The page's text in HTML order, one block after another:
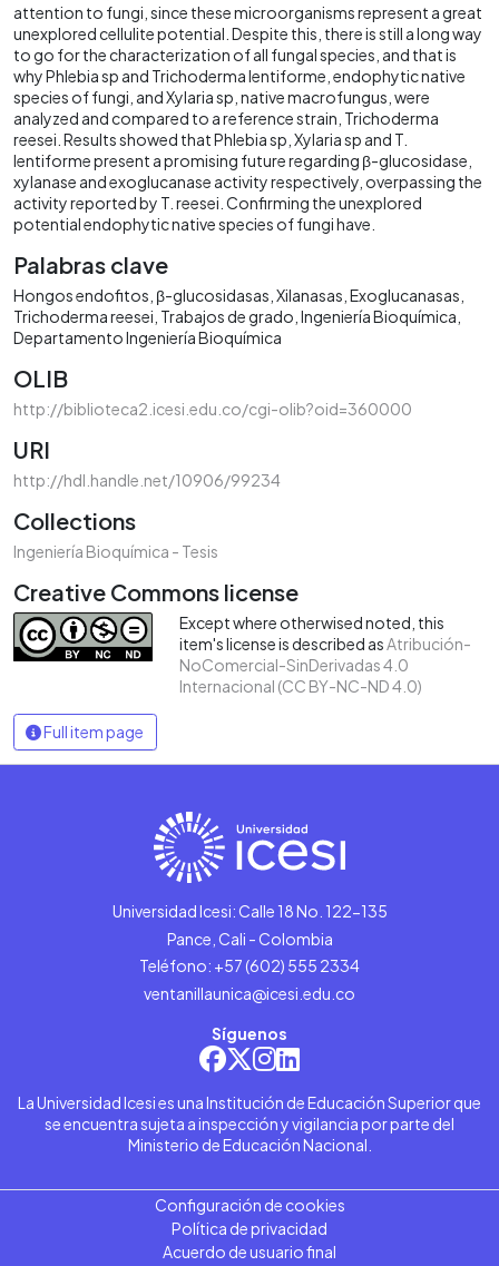
attention to fungi, since these microorganisms represent a great
unexplored cellulite potential. Despite this, there is still a long way
to go for the characterization of all fungal species, and that is
why Phlebia sp and Trichoderma lentiforme, endophytic native
species of fungi, and Xylaria sp, native macrofungus, were
analyzed and compared to a reference strain, Trichoderma
reesei. Results showed that Phlebia sp, Xylaria sp and T.
lentiforme present a promising future regarding β-glucosidase,
xylanase and exoglucanase activity respectively, overpassing the
activity reported by T. reesei. Confirming the unexplored
potential endophytic native species of fungi have.
Palabras clave
Hongos endofitos β-glucosidasas Xilanasas Exoglucanasas
Trichoderma reesei Trabajos de grado Ingeniería Bioquímica
Departamento Ingeniería Bioquímica
OLIB
http://biblioteca2.icesi.edu.co/cgi-olib?oid=360000
URI
http://hdl.handle.net/10906/99234
Collections
Ingeniería Bioquímica - Tesis
Creative Commons license
Except where otherwised noted, this
item's license is described asAtribución-
NoComercial-SinDerivadas 4.0
Internacional (CC BY-NC-ND 4.0)
Full item page
Universidad Icesi: Calle 18 No. 122-135
Pance, Cali - Colombia
Teléfono: +57 (602) 555 2334
ventanillaunica@icesi.edu.co
Síguenos
La Universidad Icesi es una Institución de Educación Superior que
se encuentra sujeta a inspección y vigilancia por parte del
Ministerio de Educación Nacional.
Configuración de cookies
Política de privacidad
Acuerdo de usuario final